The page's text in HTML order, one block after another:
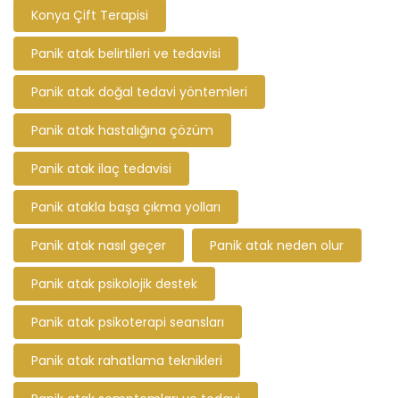
Konya Çift Terapisi
Panik atak belirtileri ve tedavisi
Panik atak doğal tedavi yöntemleri
Panik atak hastalığına çözüm
Panik atak ilaç tedavisi
Panik atakla başa çıkma yolları
Panik atak nasıl geçer Panik atak neden olur
Panik atak psikolojik destek
Panik atak psikoterapi seansları
Panik atak rahatlama teknikleri